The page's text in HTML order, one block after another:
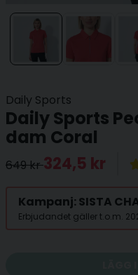
Daily Sports
Daily Sports
dam Coral
649 kr324,5 kr
Kampanj: SISTA
Erbjudandet gäller t.o.m.